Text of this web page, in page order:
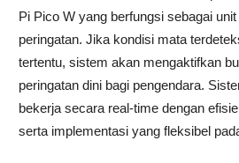
Pi Pico W yang berfungsi sebagai
peringatan. Jika kondisi mata
tertentu, sistem akan mengaktifkan
peringatan dini bagi pengendara.
bekerja secara real-time dengan
serta implementasi yang fleksibel